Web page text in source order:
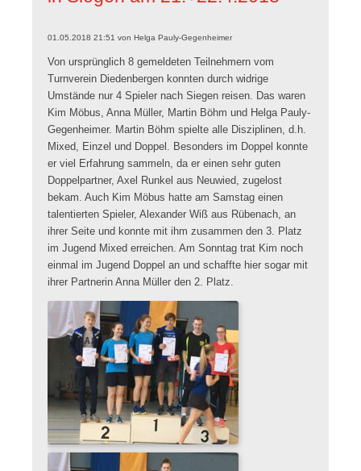
01.05.2018 21:51 von Helga Pauly-Gegenheimer
Von ursprünglich 8 gemeldeten Teilnehmern vom
Turnverein Diedenbergen konnten durch widrige
Umstände nur 4 Spieler nach Siegen reisen. Das waren
Kim Möbus, Anna Müller, Martin Böhm und Helga Pauly-
Gegenheimer. Martin Böhm spielte alle Disziplinen, d.h.
Mixed, Einzel und Doppel. Besonders im Doppel konnte
er viel Erfahrung sammeln, da er einen sehr guten
Doppelpartner, Axel Runkel aus Neuwied, zugelost
bekam. Auch Kim Möbus hatte am Samstag einen
talentierten Spieler, Alexander Wiß aus Rübenach, an
ihrer Seite und konnte mit ihm zusammen den 3. Platz
im Jugend Mixed erreichen. Am Sonntag trat Kim noch
einmal im Jugend Doppel an und schaffte hier sogar mit
ihrer Partnerin Anna Müller den 2. Platz.